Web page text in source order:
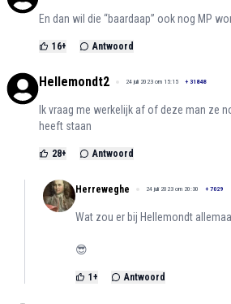
En dan wil die “baardaap” ook nog MP
16+ Antwoord
Hellemondt2 24 juli 2023 om 15:15 + 31848
Ik vraag me werkelijk af of deze man ze
heeft staan
28+ Antwoord
Herreweghe 24 juli 2023 om 20:30 + 7029
Wat zou er bij Hellemondt
😎
1 + Antwoord